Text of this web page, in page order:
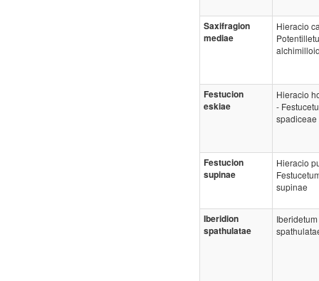
Saxifragion
mediae
Hieracio
Festucion
eskiae
Hieracio
-
spadiceae
Festucion
supinae
Hieracio
supinae
Iberidion
spathulatae
Iberidetum